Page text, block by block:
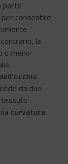
parte
per consentire
la
o meno
.
da due
curvatura